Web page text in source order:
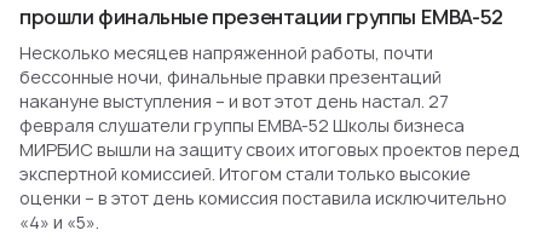
прошли финальные презентации группы EMBA-52
Несколько месяцев напряженной работы, почти
бессонные ночи, финальные правки презентаций
накануне выступления – и вот этот день настал. 27
февраля слушатели группы EMBA-52 Школы бизнеса
МИРБИС вышли на защиту своих итоговых проектов перед
экспертной комиссией. Итогом стали только высокие
оценки – в этот день комиссия поставила исключительно
«4» и «5».